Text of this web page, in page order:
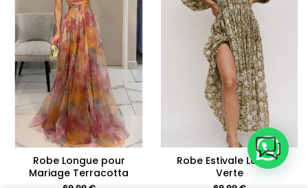
Robe Longue pour
Mariage Terracotta
Robe Estivale Longue
Verte